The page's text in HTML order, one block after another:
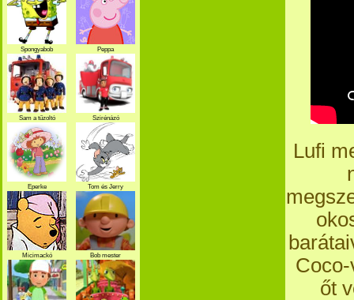
Lufi
őt
Spongyabob Peppa
Sam a tűzoltó
Szirénázó
szupercsapat
Eperke Tom és Jerry
Micimackó Bob mester